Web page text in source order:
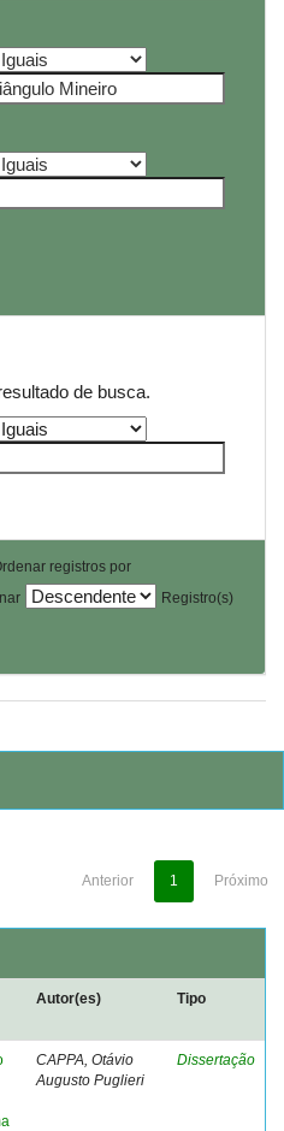
de busca.
registros por
Registro(s)
Anterior 1 Próximo
Autor(es) Tipo
CAPPA, Otávio
Augusto Puglieri
Dissertação